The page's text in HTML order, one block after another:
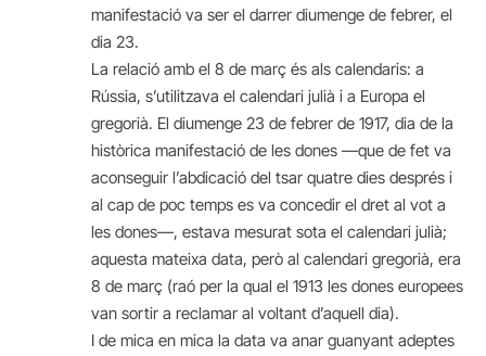
manifestació va ser el darrer diumenge de febrer, el
dia 23.
La relació amb el 8 de març és als calendaris: a
Rússia, s’utilitzava el calendari julià i a Europa el
gregorià. El diumenge 23 de febrer de 1917, dia de la
històrica manifestació de les dones —que de fet va
aconseguir l’abdicació del tsar quatre dies després i
al cap de poc temps es va concedir el dret al vot a
les dones—, estava mesurat sota el calendari julià;
aquesta mateixa data, però al calendari gregorià, era
8 de març (raó per la qual el 1913 les dones europees
van sortir a reclamar al voltant d’aquell dia).
I de mica en mica la data va anar guanyant adeptes